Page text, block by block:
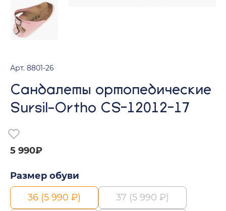
Арт. 8801-26
Сандалеты ортопедические
Sursil-Ortho CS-12012-17
5 990₽
Размер обуви
36 (5 990 ₽)
37 (5 990 ₽)